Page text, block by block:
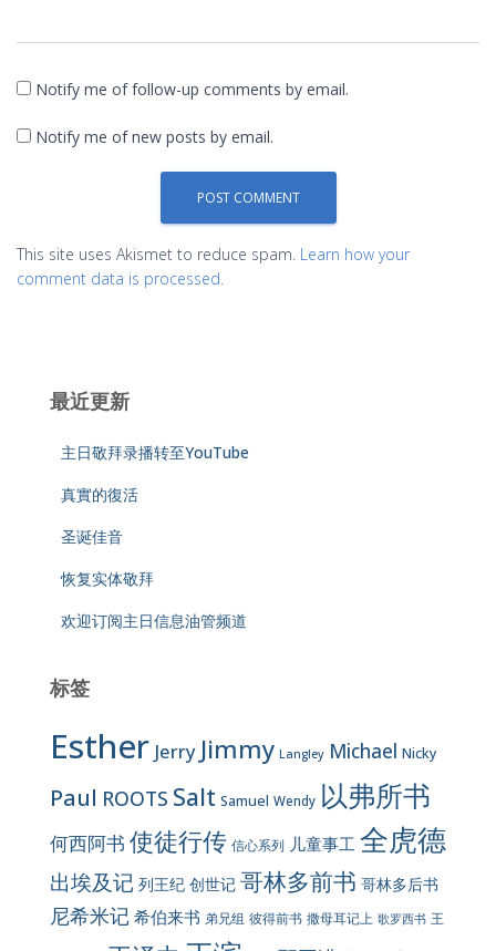
Notify me of follow-up comments by email.
Notify me of new posts by email.
This site uses Akismet to reduce spam. Learn how your
comment data is processed.
最近更新
主日敬拜录播转至YouTube
真實的復活
圣诞佳音
恢复实体敬拜
欢迎订阅主日信息油管频道
标签
Esther Jerry Jimmy Langley Michael Nicky
Paul ROOTS Salt Samuel Wendy 以弗所书
何西阿书 使徒行传 信心系列 儿童事工 全虎德
出埃及记 列王纪 创世记 哥林多前书 哥林多后书
尼希米记 希伯来书 弟兄组 彼得前书 撒母耳记上 歌罗西书 王